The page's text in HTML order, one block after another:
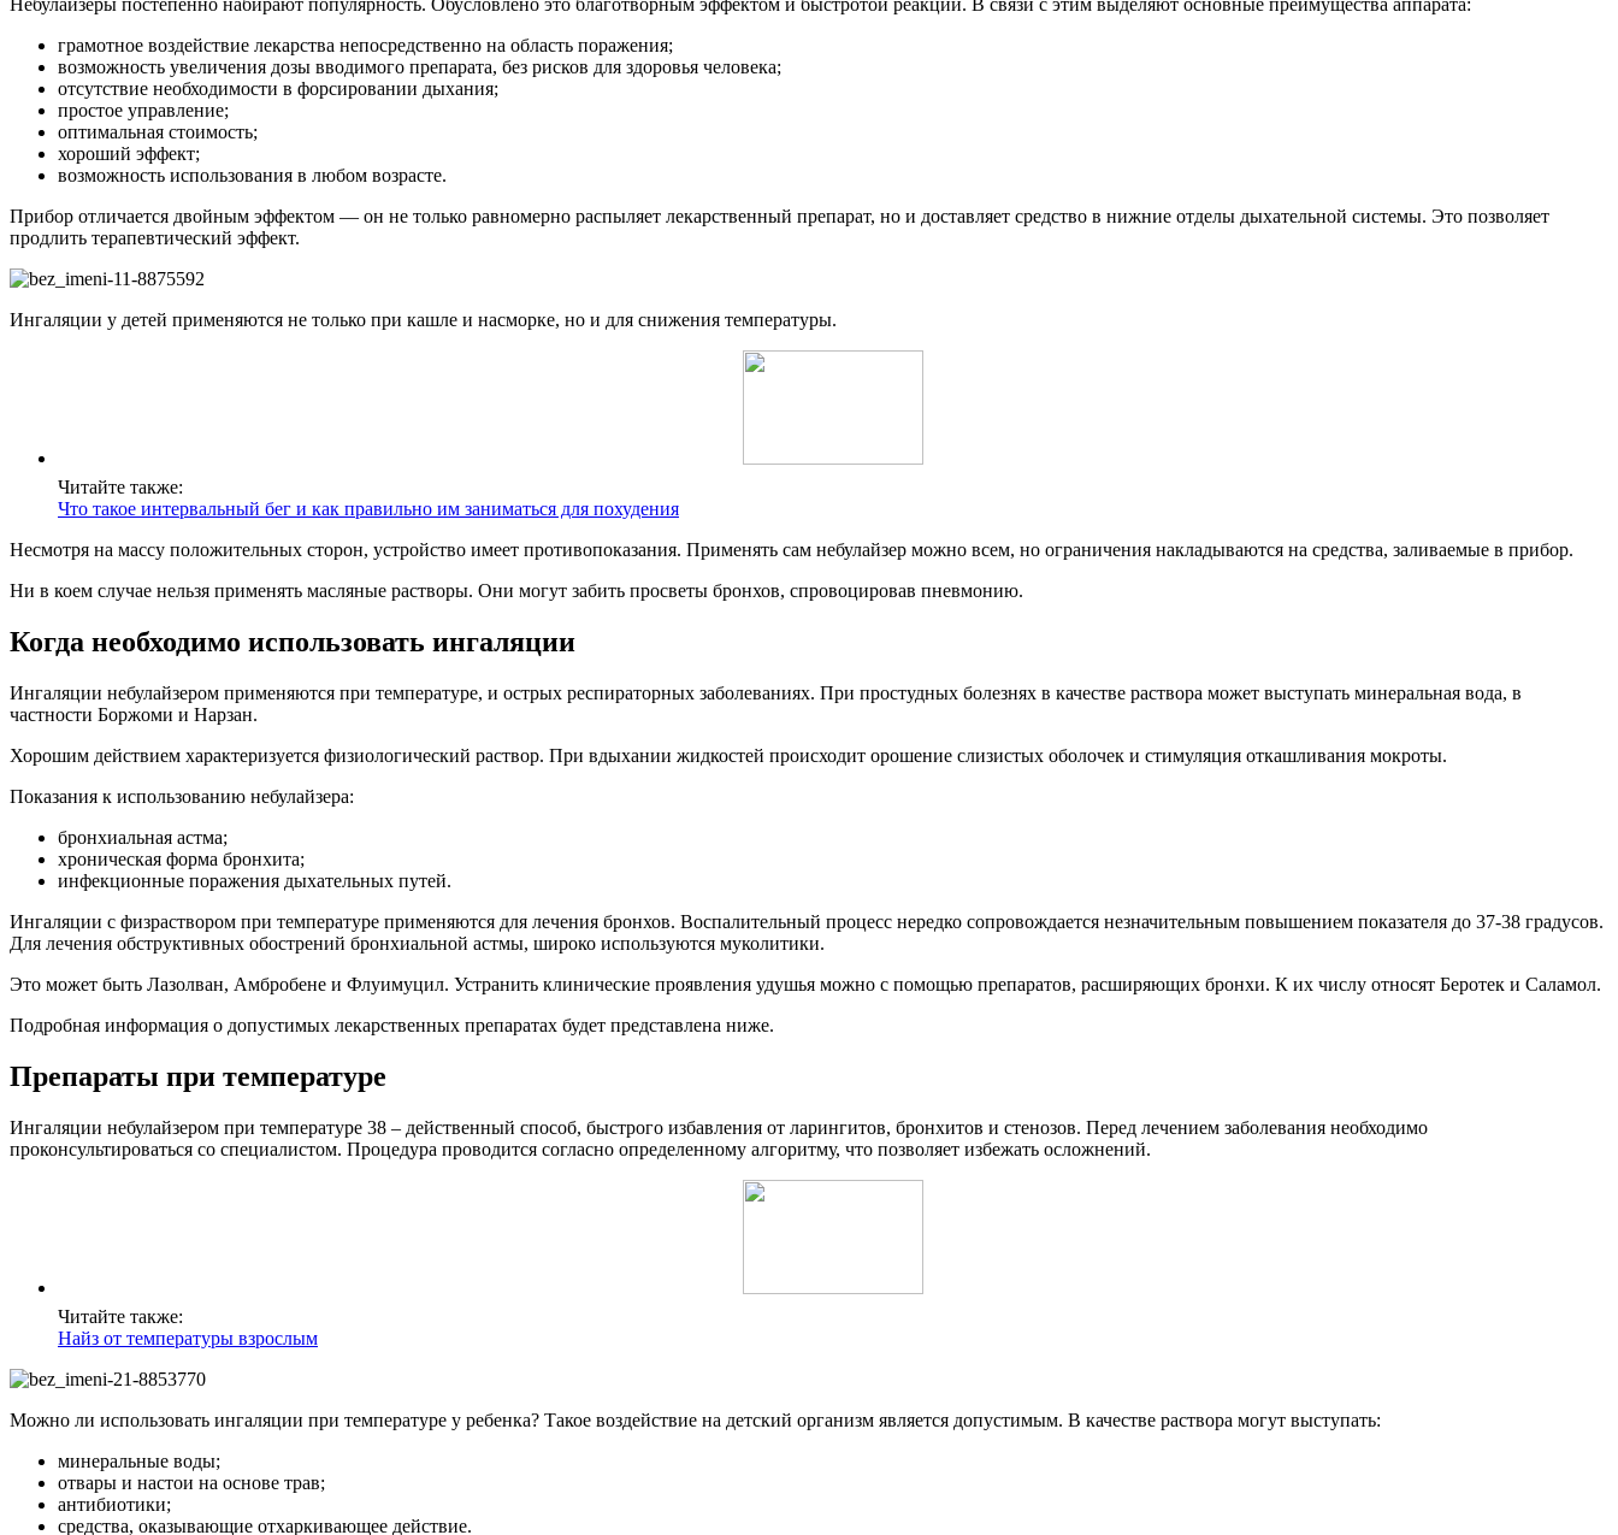
Небулайзеры постепенно набирают популярность. Обусловлено это благотворным эффектом и быстротой реакции. В связи с этим выделяют основные преимущества аппарата:
грамотное воздействие лекарства непосредственно на область поражения;
возможность увеличения дозы вводимого препарата, без рисков для здоровья человека;
отсутствие необходимости в форсировании дыхания;
простое управление;
оптимальная стоимость;
хороший эффект;
возможность использования в любом возрасте.
Прибор отличается двойным эффектом — он не только равномерно распыляет лекарственный препарат, но и доставляет средство в нижние отделы дыхательной системы. Это позволяет
продлить терапевтический эффект.
Ингаляции у детей применяются не только при кашле и насморке, но и для снижения температуры.
Читайте также:
Что такое интервальный бег и как правильно им заниматься для похудения
Несмотря на массу положительных сторон, устройство имеет противопоказания. Применять сам небулайзер можно всем, но ограничения накладываются на средства, заливаемые в прибор.
Ни в коем случае нельзя применять масляные растворы. Они могут забить просветы бронхов, спровоцировав пневмонию.
Когда необходимо использовать ингаляции
Ингаляции небулайзером применяются при температуре, и острых респираторных заболеваниях. При простудных болезнях в качестве раствора может выступать минеральная вода, в
частности Боржоми и Нарзан.
Хорошим действием характеризуется физиологический раствор. При вдыхании жидкостей происходит орошение слизистых оболочек и стимуляция откашливания мокроты.
Показания к использованию небулайзера:
бронхиальная астма;
хроническая форма бронхита;
инфекционные поражения дыхательных путей.
Ингаляции с физраствором при температуре применяются для лечения бронхов. Воспалительный процесс нередко сопровождается незначительным повышением показателя до 37-38 градусов.
Для лечения обструктивных обострений бронхиальной астмы, широко используются муколитики.
Это может быть Лазолван, Амбробене и Флуимуцил. Устранить клинические проявления удушья можно с помощью препаратов, расширяющих бронхи. К их числу относят Беротек и Саламол.
Подробная информация о допустимых лекарственных препаратах будет представлена ниже.
Препараты при температуре
Ингаляции небулайзером при температуре 38 – действенный способ, быстрого избавления от ларингитов, бронхитов и стенозов. Перед лечением заболевания необходимо
проконсультироваться со специалистом. Процедура проводится согласно определенному алгоритму, что позволяет избежать осложнений.
Читайте также:
Найз от температуры взрослым
Можно ли использовать ингаляции при температуре у ребенка? Такое воздействие на детский организм является допустимым. В качестве раствора могут выступать:
минеральные воды;
отвары и настои на основе трав;
антибиотики;
средства, оказывающие отхаркивающее действие.